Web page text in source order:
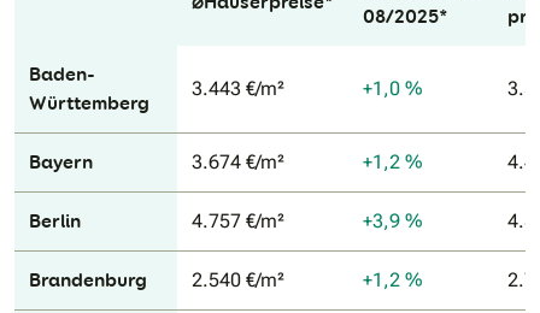
Tabellenüberschriften
08/2025*
Baden-
Württemberg
3.443 €/m² +1,0 %
Bayern 3.674 €/m² +1,2 %
Berlin 4.757 €/m² +3,9 %
Brandenburg 2.540 €/m² +1,2 %